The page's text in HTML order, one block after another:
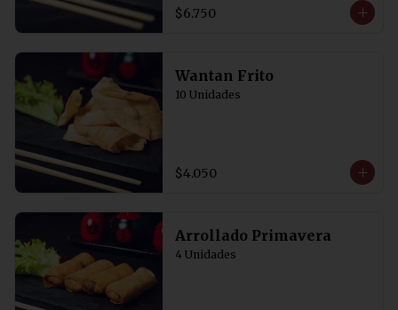
Acompañadas de salsa de soya con
un toque de vinagre. 5 Unidades
$6.750
Wantan Frito
10 Unidades
$4.050
Arrollado Primavera
4 Unidades